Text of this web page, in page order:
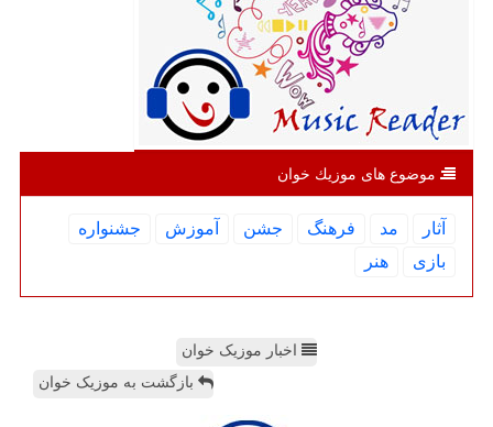
موضوع های موزیك خوان
آثار مد فرهنگ جشن آموزش
جشنواره
بازی
هنر
اخبار موزیک خوان
بازگشت به موزیک خوان